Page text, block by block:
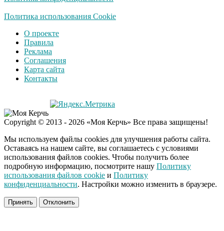
Ролик длится
смеяться вы будете
Королева вагона
отожгла! Видео не
оставит равнодушным
Экс-бойфренд дочери
Борисовой душил ее
из-за макарон
Политика использования Cookie
О проекте
Правила
Реклама
Соглашения
Карта сайта
Контакты
Copyright © 2013 - 2026 «Моя Керчь» Все права защищены!
Мы используем файлы cookies для улучшения работы сайта.
Оставаясь на нашем сайте, вы соглашаетесь с условиями
использования файлов cookies. Чтобы получить более
подробную информацию, посмотрите нашу Политику
использования файлов cookie и Политику
конфиденциальности. Настройки можно изменить в браузере.
Принять Отклонить